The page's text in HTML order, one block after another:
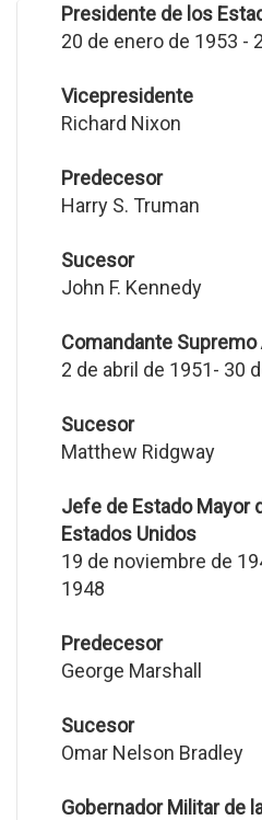
Presidente de los
20 de enero de 1953 -
Vicepresidente
Richard Nixon
Predecesor
Harry S. Truman
Sucesor
John F. Kennedy
Comandante Supremo
2 de abril de 1951- 30
Sucesor
Matthew Ridgway
Jefe de Estado Mayor
Estados Unidos
19 de noviembre de
1948
Predecesor
George Marshall
Sucesor
Omar Nelson Bradley
Gobernador Militar de